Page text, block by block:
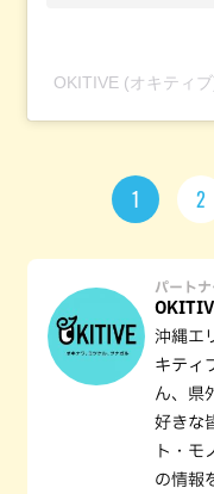
OKITIVE (オキティ
1 2
パート
沖縄エ
キティ
ん、県
好きな
ト・モ
の情報